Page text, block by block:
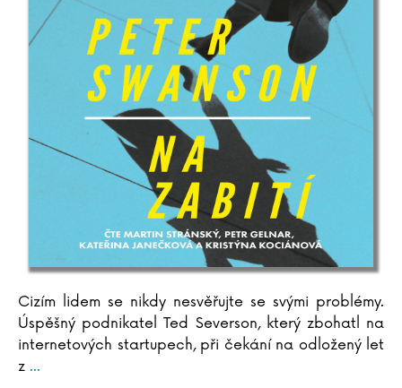
Cizím lidem se nikdy nesvěřujte se svými problémy.
Úspěšný podnikatel Ted Severson, který zbohatl na
internetových startupech, při čekání na odložený let
z ...